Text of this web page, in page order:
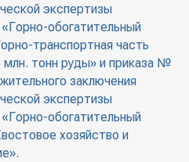
экспертизы
обогатительный
транспортная часть
тонн руды» и приказа №
заключения
экспертизы
обогатительный
хозяйство и